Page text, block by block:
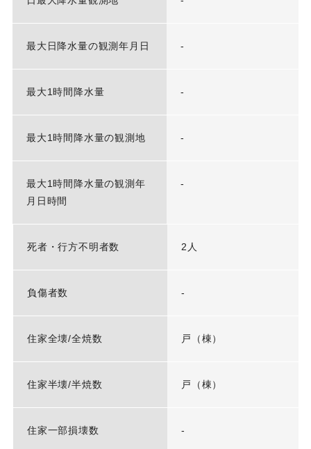
最大日降水量の観測年月日 -
最大1時間降水量 -
最大1時間降水量の観測地 -
最大1時間降水量の観測年
月日時間
-
死者・行方不明者数 2人
負傷者数 -
住家全壊/全焼数 戸（棟）
住家半壊/半焼数 戸（棟）
住家一部損壊数 -